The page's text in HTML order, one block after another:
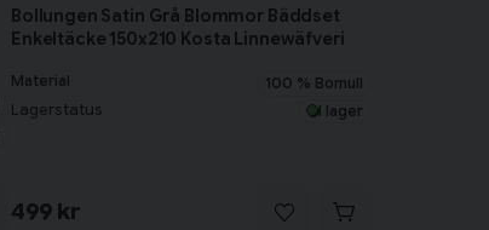
Bollungen Satin Grå Blommor Bäddset
Enkeltäcke 150x210 Kosta Linnewäfveri
Material 100 % Bomull
Lagerstatus I lager
499 kr